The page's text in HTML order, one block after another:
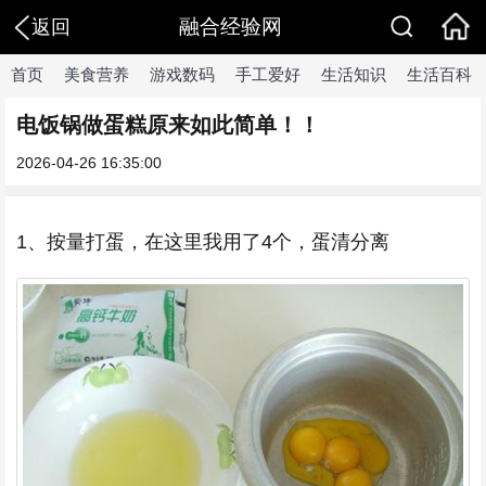
返回 融合经验网
首页 美食营养 游戏数码 手工爱好 生活知识 生活百科
电饭锅做蛋糕原来如此简单！！
2026-04-26 16:35:00
1、按量打蛋，在这里我用了4个，蛋清分离